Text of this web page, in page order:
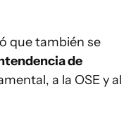
que también se
de
a la OSE y al